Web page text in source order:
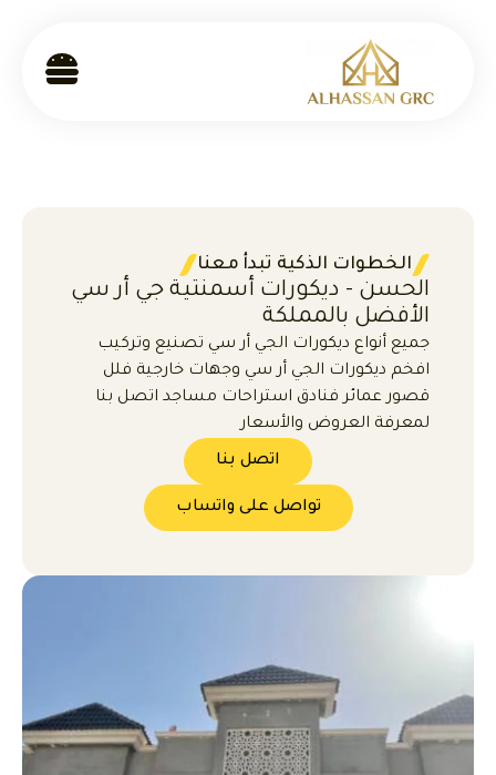
الخطوات الذكية تبدأ معنا
الحسن - ديكورات أسمنتية جي أر سي
الأفضل بالمملكة
جميع أنواع ديكورات الجي أر سي تصنيع وتركيب
افخم ديكورات الجي أر سي وجهات خارجية فلل
قصور عمائر فنادق استراحات مساجد اتصل بنا
لمعرفة العروض والأسعار
اتصل بنا
تواصل على واتساب